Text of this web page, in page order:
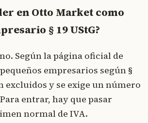
en Otto Market como
§ 19 UStG?
Según la página oficial de
empresarios según §
excluidos y se exige un número
entrar, hay que pasar
normal de IVA.